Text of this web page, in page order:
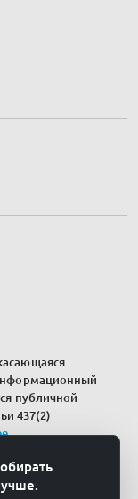
публичной
437(2)
.